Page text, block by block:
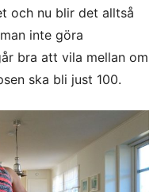
och nu blir det alltså
inte göra
bra att vila mellan om
ska bli just 100.